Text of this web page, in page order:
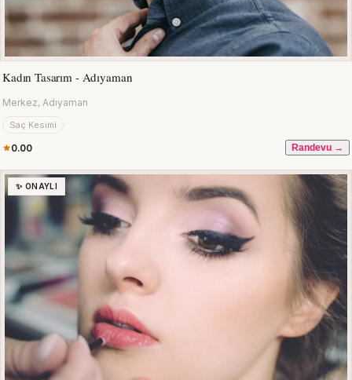
Kadın Tasarım - Adıyaman
Merkez, Adıyaman
Saç Kesimi
0.00 Randevu →
✨ ONAYLI